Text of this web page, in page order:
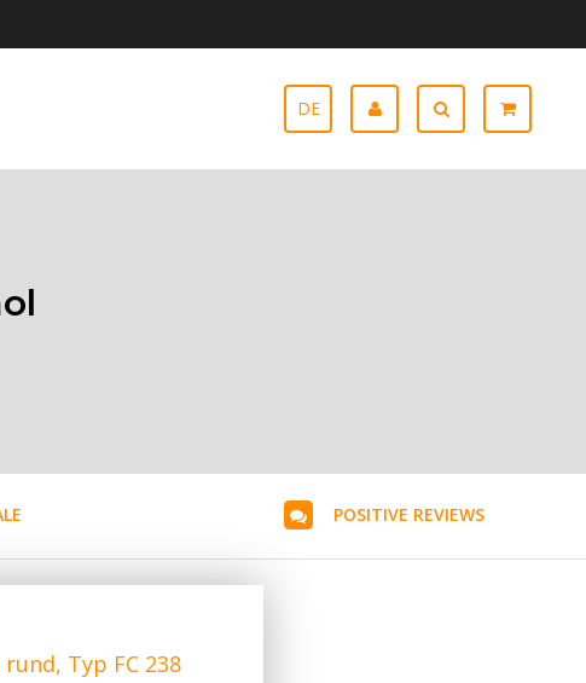
DE
POSITIVE REVIEWS
Typ FC 238